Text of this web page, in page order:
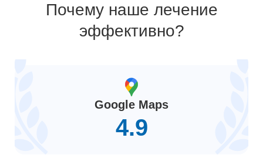
Почему наше лечение
эффективно?
Google Maps
4.9